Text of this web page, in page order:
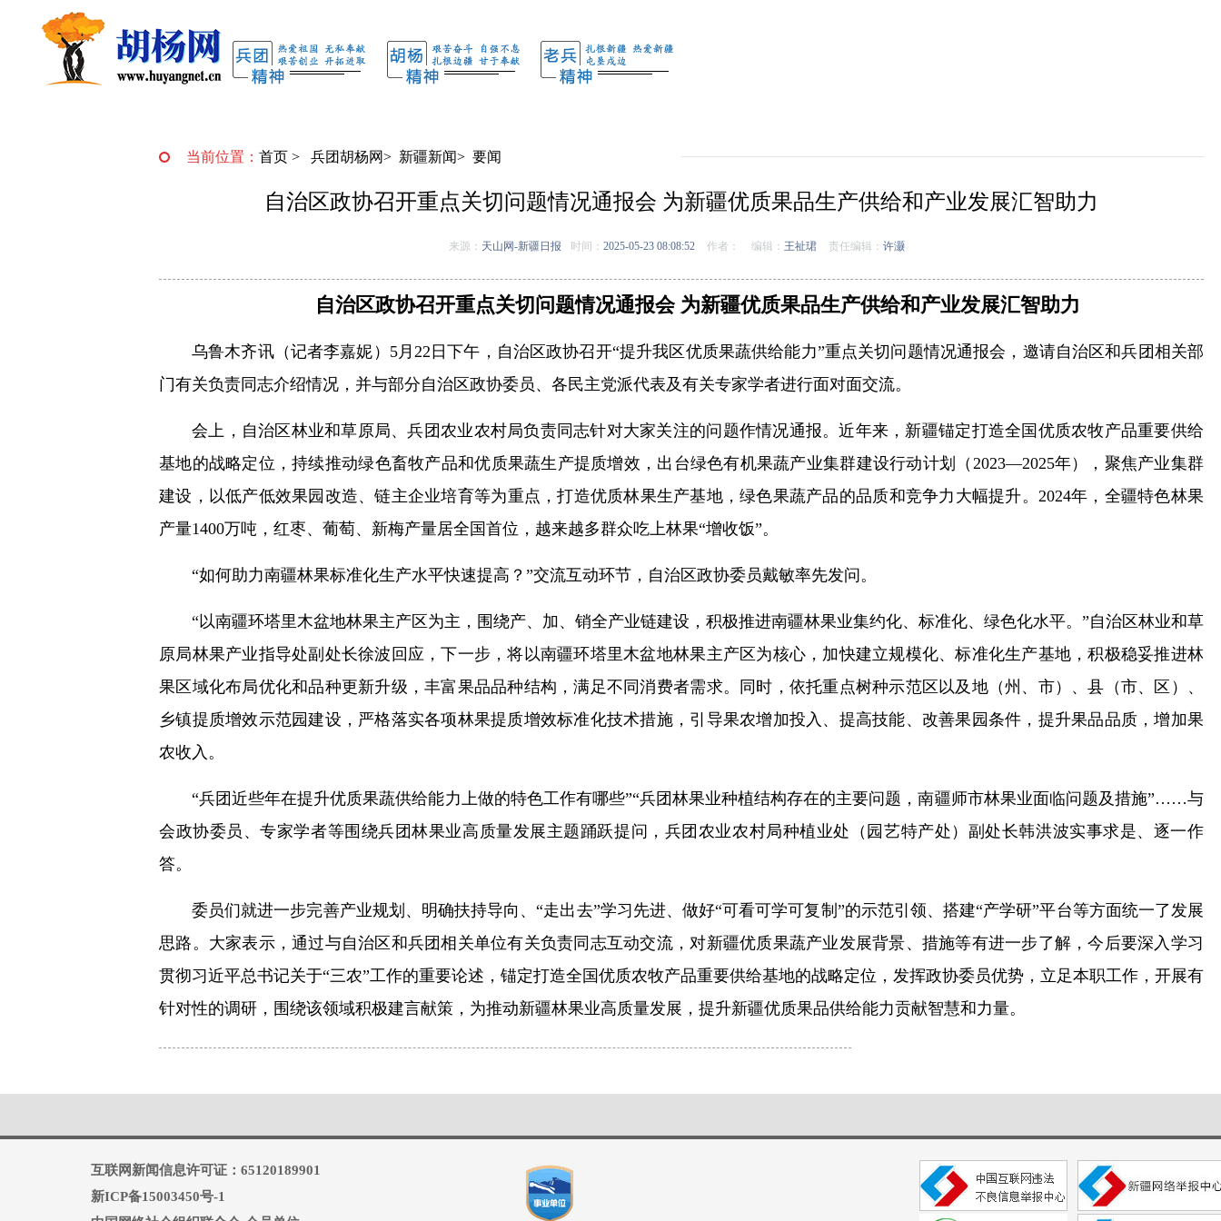
当前位置： 首页 > 兵团胡杨网> 新疆新闻> 要闻
自治区政协召开重点关切问题情况通报会 为新疆优质果品生产供给和产业发展汇智助力
来源： 天山网-新疆日报 时间： 2025-05-23 08:08:52 作者： 编辑： 王祉珺 责任编辑： 许灏
自治区政协召开重点关切问题情况通报会 为新疆优质果品生产供给和产业发展汇智助力
乌鲁木齐讯（记者李嘉妮）5月22日下午，自治区政协召开“提升我区优质果蔬供给能力”重点关切问题情况通报会，邀请自治区和兵团相关部
门有关负责同志介绍情况，并与部分自治区政协委员、各民主党派代表及有关专家学者进行面对面交流。
会上，自治区林业和草原局、兵团农业农村局负责同志针对大家关注的问题作情况通报。近年来，新疆锚定打造全国优质农牧产品重要供给
基地的战略定位，持续推动绿色畜牧产品和优质果蔬生产提质增效，出台绿色有机果蔬产业集群建设行动计划（2023—2025年），聚焦产业集群
建设，以低产低效果园改造、链主企业培育等为重点，打造优质林果生产基地，绿色果蔬产品的品质和竞争力大幅提升。2024年，全疆特色林果
产量1400万吨，红枣、葡萄、新梅产量居全国首位，越来越多群众吃上林果“增收饭”。
“如何助力南疆林果标准化生产水平快速提高？”交流互动环节，自治区政协委员戴敏率先发问。
“以南疆环塔里木盆地林果主产区为主，围绕产、加、销全产业链建设，积极推进南疆林果业集约化、标准化、绿色化水平。”自治区林业和草
原局林果产业指导处副处长徐波回应，下一步，将以南疆环塔里木盆地林果主产区为核心，加快建立规模化、标准化生产基地，积极稳妥推进林
果区域化布局优化和品种更新升级，丰富果品品种结构，满足不同消费者需求。同时，依托重点树种示范区以及地（州、市）、县（市、区）、
乡镇提质增效示范园建设，严格落实各项林果提质增效标准化技术措施，引导果农增加投入、提高技能、改善果园条件，提升果品品质，增加果
农收入。
“兵团近些年在提升优质果蔬供给能力上做的特色工作有哪些”“兵团林果业种植结构存在的主要问题，南疆师市林果业面临问题及措施”……与
会政协委员、专家学者等围绕兵团林果业高质量发展主题踊跃提问，兵团农业农村局种植业处（园艺特产处）副处长韩洪波实事求是、逐一作
答。
委员们就进一步完善产业规划、明确扶持导向、“走出去”学习先进、做好“可看可学可复制”的示范引领、搭建“产学研”平台等方面统一了发展
思路。大家表示，通过与自治区和兵团相关单位有关负责同志互动交流，对新疆优质果蔬产业发展背景、措施等有进一步了解，今后要深入学习
贯彻习近平总书记关于“三农”工作的重要论述，锚定打造全国优质农牧产品重要供给基地的战略定位，发挥政协委员优势，立足本职工作，开展有
针对性的调研，围绕该领域积极建言献策，为推动新疆林果业高质量发展，提升新疆优质果品供给能力贡献智慧和力量。
互联网新闻信息许可证：65120189901
新ICP备15003450号-1